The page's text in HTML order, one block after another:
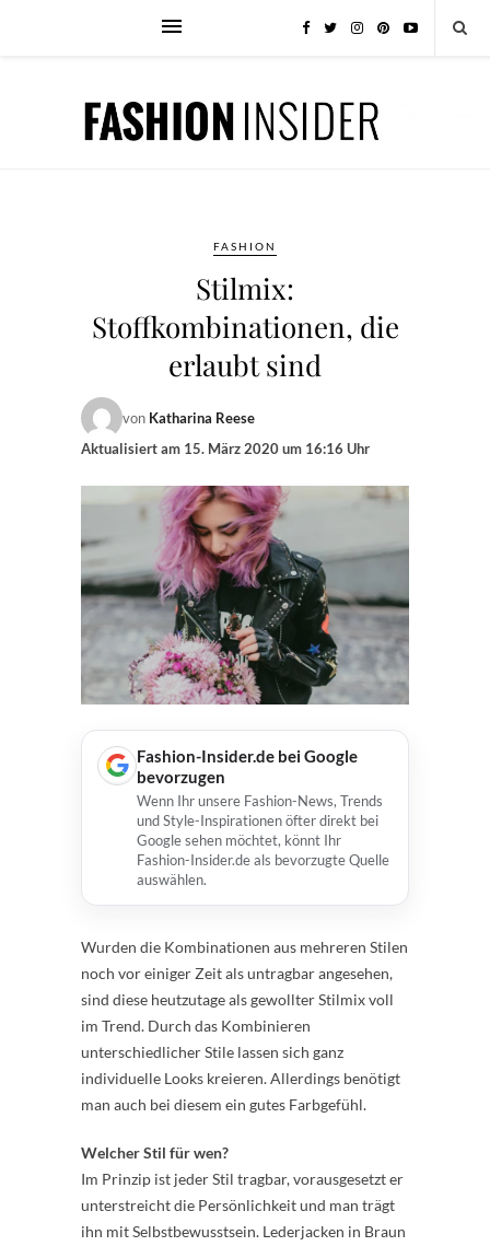
FASHION
Stilmix:
Stoffkombinationen, die
erlaubt sind
von Katharina Reese
Aktualisiert am 15. März 2020 um 16:16 Uhr
Fashion-Insider.de bei Google
bevorzugen
Wenn Ihr unsere Fashion-News, Trends
und Style-Inspirationen öfter direkt bei
Google sehen möchtet, könnt Ihr
Fashion-Insider.de als bevorzugte Quelle
auswählen.
Wurden die Kombinationen aus mehreren Stilen
noch vor einiger Zeit als untragbar angesehen,
sind diese heutzutage als gewollter Stilmix voll
im Trend. Durch das Kombinieren
unterschiedlicher Stile lassen sich ganz
individuelle Looks kreieren. Allerdings benötigt
man auch bei diesem ein gutes Farbgefühl.
Welcher Stil für wen?
Im Prinzip ist jeder Stil tragbar, vorausgesetzt er
unterstreicht die Persönlichkeit und man trägt
ihn mit Selbstbewusstsein. Lederjacken in Braun